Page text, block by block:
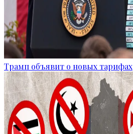
Трамп объявит о новых тарифах